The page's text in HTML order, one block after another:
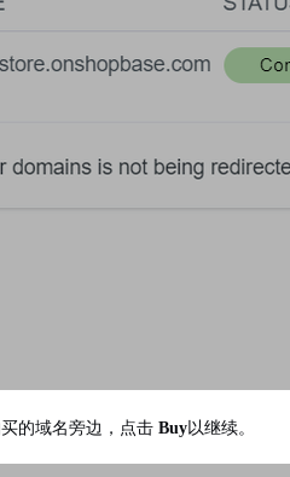
的域名旁边，点击 Buy以继续。